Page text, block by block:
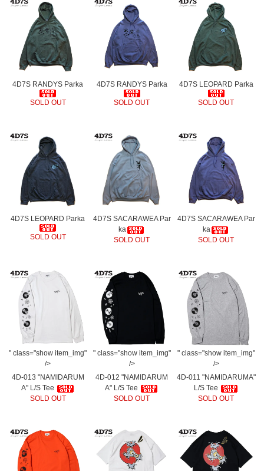
4D7S RANDYS Parka
SOLD OUT
4D7S RANDYS Parka
SOLD OUT
4D7S LEOPARD Parka
SOLD OUT
4D7S LEOPARD Parka
SOLD OUT
4D7S SACARAWEA Par
ka
SOLD OUT
4D7S SACARAWEA Par
ka
SOLD OUT
" class="show item_img"
/>
4D-013 "NAMIDARUM
A" L/S Tee
SOLD OUT
" class="show item_img"
/>
4D-012 "NAMIDARUM
A" L/S Tee
SOLD OUT
" class="show item_img"
/>
4D-011 "NAMIDARUMA"
L/S Tee
SOLD OUT